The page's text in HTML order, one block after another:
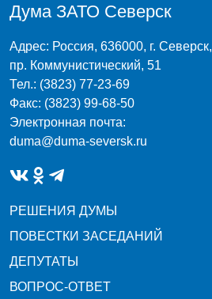
Дума ЗАТО Северск
Адрес: Россия, 636000, г. Северск,
пр. Коммунистический, 51
Тел.: (3823) 77-23-69
Факс: (3823) 99-68-50
Электронная почта:
duma@duma-seversk.ru
РЕШЕНИЯ ДУМЫ
ПОВЕСТКИ ЗАСЕДАНИЙ
ДЕПУТАТЫ
ВОПРОС-ОТВЕТ